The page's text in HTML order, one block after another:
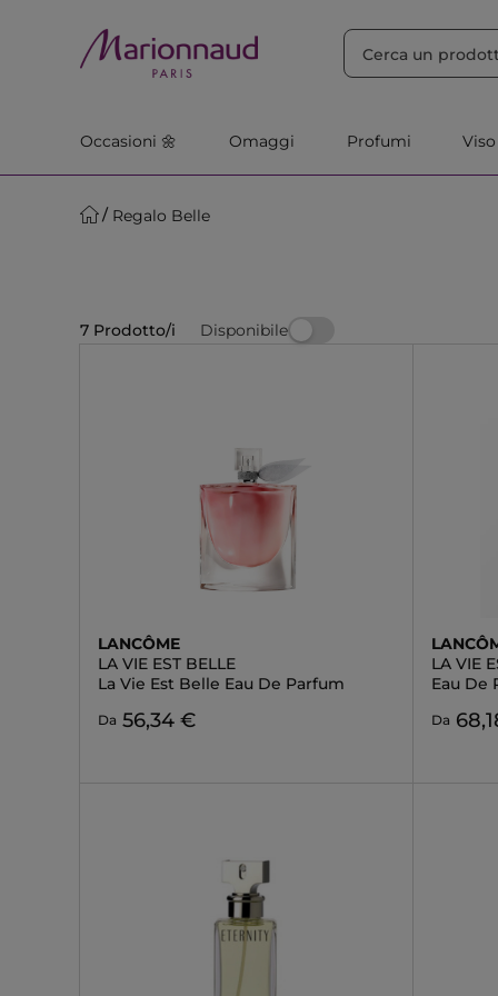
Occasioni 🌼 Omaggi Profumi Viso
Regalo Belle
7 Prodotto/i Disponibile
LANCÔME
LA VIE EST BELLE
La Vie Est Belle Eau De Parfum
Da 56,34 €
LA VIE
Eau De
Da